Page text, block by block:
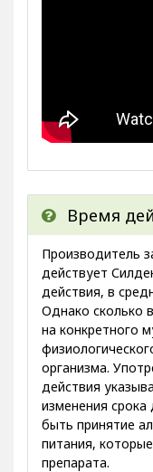
Время
Производитель
действует
действия, в
Однако сколько
на конкретного
организма.
действия
изменения
быть принятие
питания,
препарата.